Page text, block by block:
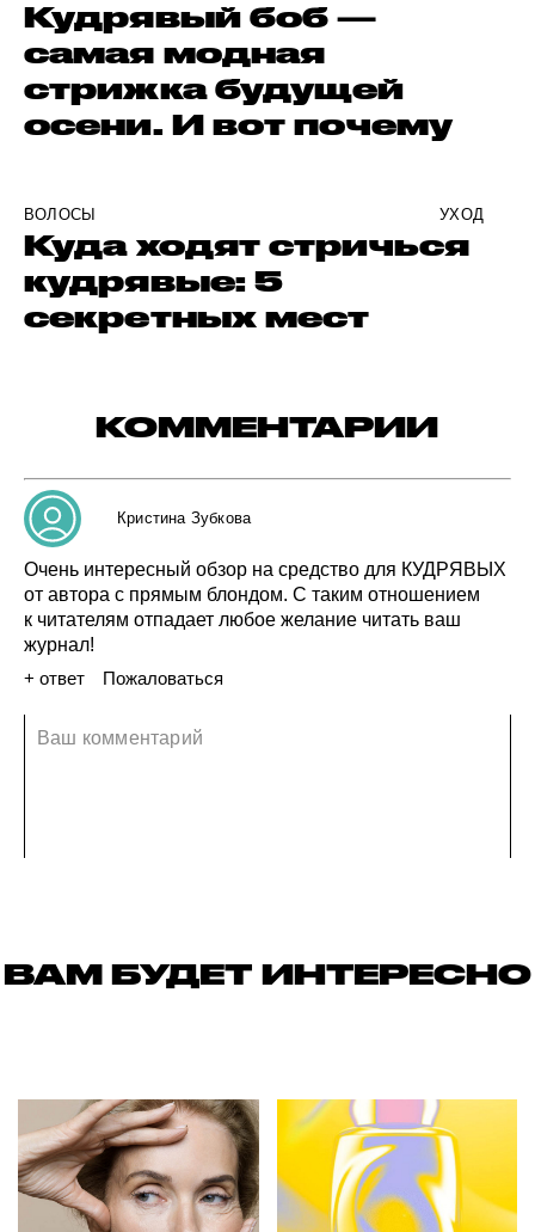
Кудрявый боб —
самая модная
стрижка будущей
осени. И вот почему
ВОЛОСЫ УХОД
Куда ходят стричься
кудрявые: 5
секретных мест
КОММЕНТАРИИ
Кристина Зубкова
Очень интересный обзор на средство для КУДРЯВЫХ
от автора с прямым блондом. С таким отношением
к читателям отпадает любое желание читать ваш
журнал!
+ ответ
Пожаловаться
ВАМ БУДЕТ ИНТЕРЕСНО